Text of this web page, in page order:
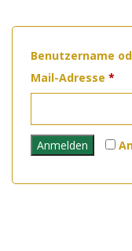
Benutzername
Mail-Adresse *
Anmelden